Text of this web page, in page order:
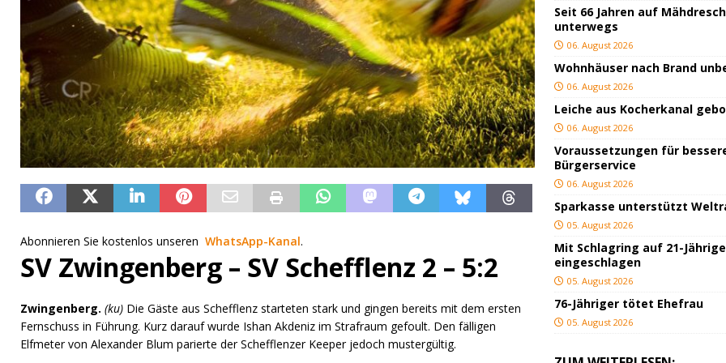
Abonnieren Sie kostenlos unseren WhatsApp-Kanal.
SV Zwingenberg – SV Schefflenz 2 – 5:2
Zwingenberg. (ku) Die Gäste aus Schefflenz starteten stark und gingen bereits mit dem ersten
Fernschuss in Führung. Kurz darauf wurde Ishan Akdeniz im Strafraum gefoult. Den fälligen
Elfmeter von Alexander Blum parierte der Schefflenzer Keeper jedoch mustergültig.
Seit 66 Jahren auf
unterwegs
06. August 2026
Wohnhäuser nach Brand
06. August 2026
Leiche aus Kocherkanal
06. August 2026
Voraussetzungen für
Bürgerservice
06. August 2026
Sparkasse unterstützt
05. August 2026
Mit Schlagring auf 21-
eingeschlagen
05. August 2026
76-Jähriger tötet Ehefrau
05. August 2026